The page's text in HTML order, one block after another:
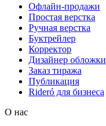
Офлайн-продажи
Простая верстка
Ручная верстка
Буктрейлер
Корректор
Дизайнер обложки
Заказ тиража
Публикация
Rideró для бизнеса
О нас